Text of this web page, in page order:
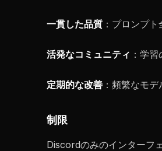
一貫した品質 ：プロンプ
活発なコミュニティ ：学
定期的な改善 ：頻繁なモデ
制限
Discordのみのインターフ